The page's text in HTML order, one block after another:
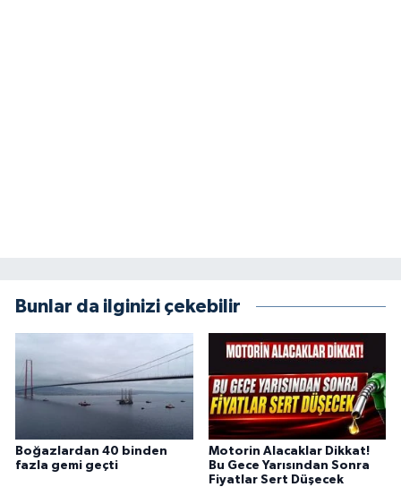
Bunlar da ilginizi çekebilir
Boğazlardan 40 binden
fazla gemi geçti
Motorin Alacaklar Dikkat!
Bu Gece Yarısından Sonra
Fiyatlar Sert Düşecek